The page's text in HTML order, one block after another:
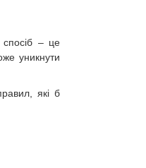
спосіб – це
уникнути
які б